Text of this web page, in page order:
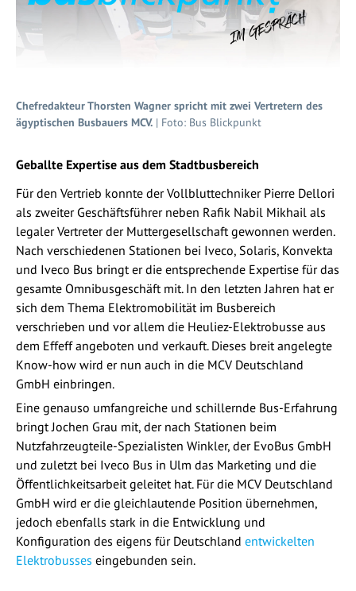
Chefredakteur Thorsten Wagner spricht mit zwei Vertretern des
ägyptischen Busbauers MCV. | Foto: Bus Blickpunkt
Geballte Expertise aus dem Stadtbusbereich
Für den Vertrieb konnte der Vollbluttechniker Pierre Dellori
als zweiter Geschäftsführer neben Rafik Nabil Mikhail als
legaler Vertreter der Muttergesellschaft gewonnen werden.
Nach verschiedenen Stationen bei Iveco, Solaris, Konvekta
und Iveco Bus bringt er die entsprechende Expertise für das
gesamte Omnibusgeschäft mit. In den letzten Jahren hat er
sich dem Thema Elektromobilität im Busbereich
verschrieben und vor allem die Heuliez-Elektrobusse aus
dem Effeff angeboten und verkauft. Dieses breit angelegte
Know-how wird er nun auch in die MCV Deutschland
GmbH einbringen.
Eine genauso umfangreiche und schillernde Bus-Erfahrung
bringt Jochen Grau mit, der nach Stationen beim
Nutzfahrzeugteile-Spezialisten Winkler, der EvoBus GmbH
und zuletzt bei Iveco Bus in Ulm das Marketing und die
Öffentlichkeitsarbeit geleitet hat. Für die MCV Deutschland
GmbH wird er die gleichlautende Position übernehmen,
jedoch ebenfalls stark in die Entwicklung und
Konfiguration des eigens für Deutschland entwickelten
Elektrobusses eingebunden sein.